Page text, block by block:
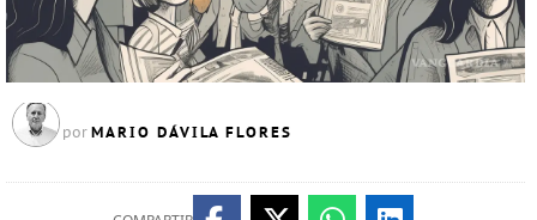
por MARIO DÁVILA FLORES